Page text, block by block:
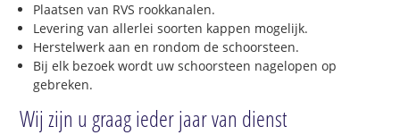
Plaatsen van RVS rookkanalen.
Levering van allerlei soorten kappen mogelijk.
Herstelwerk aan en rondom de schoorsteen.
Bij elk bezoek wordt uw schoorsteen nagelopen op
gebreken.
Wij zijn u graag ieder jaar van dienst